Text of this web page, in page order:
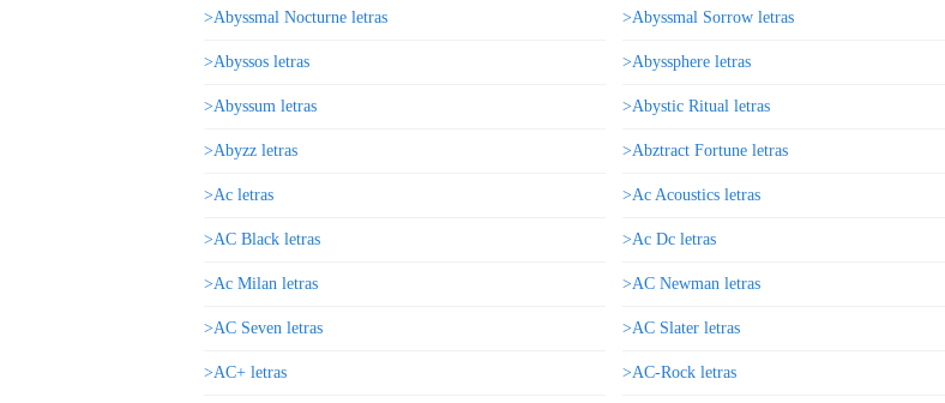
>Abyssmal Nocturne letras >Abyssmal Sorrow letras
>Abyssos letras >Abyssphere letras
>Abyssum letras >Abystic Ritual letras
>Abyzz letras >Abztract Fortune letras
>Ac letras >Ac Acoustics letras
>AC Black letras >Ac Dc letras
>Ac Milan letras >AC Newman letras
>AC Seven letras >AC Slater letras
>AC+ letras >AC-Rock letras